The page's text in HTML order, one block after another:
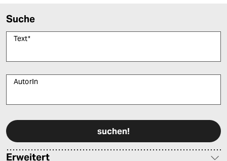
Suche
Text*
AutorIn
Erweitert